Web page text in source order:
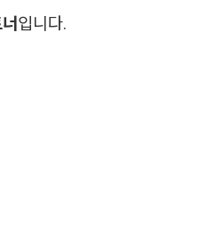
입니다.